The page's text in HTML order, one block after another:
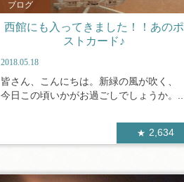
ブログ
西館にも入ってきました！！あのポ
ストカード♪
2018.05.18
皆さん、こんにちは。新緑の風が吹く、
今日この頃いかがお過ごしでしょうか。...
2,634